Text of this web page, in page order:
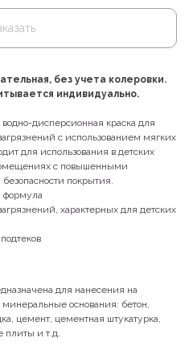
без учета колеровки.
индивидуально.
дисперсионная краска для
с использованием мягких
для использования в детских
с повышенными
покрытия.
формула
характерных для детских
для нанесения на
основания: бетон,
цемент, цементная штукатурка,
плиты и т.д.